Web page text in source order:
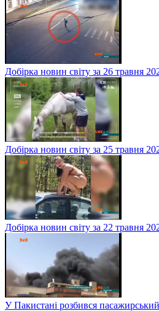
Добірка новин світу за 26 травня
Добірка новин світу за 25 травня
Добірка новин світу за 22 травня
У Пакистані розбився пасажирський